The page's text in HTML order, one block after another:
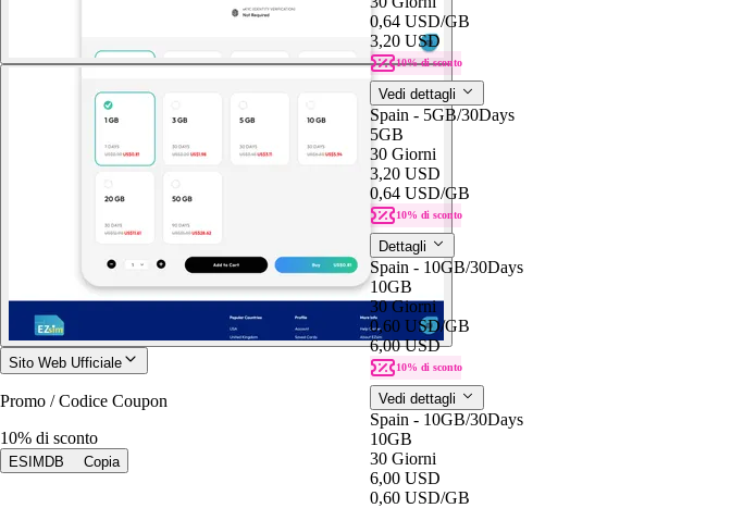
Sito Web Ufficiale
Promo / Codice Coupon
10% di sconto
ESIMDB Copia
0,64 USD/GB
3,20 USD
10% di sconto
Vedi dettagli
Spain - 5GB/30Days
5GB
30 Giorni
3,20 USD
0,64 USD/GB
10% di sconto
Dettagli
Spain - 10GB/30Days
10GB
30 Giorni
0,60 USD/GB
6,00 USD
10% di sconto
Vedi dettagli
Spain - 10GB/30Days
10GB
30 Giorni
6,00 USD
0,60 USD/GB